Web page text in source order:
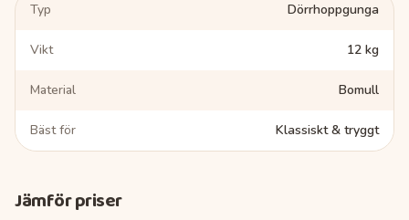
Typ Dörrhoppgunga
Vikt 12 kg
Material Bomull
Bäst för Klassiskt & tryggt
Jämför priser